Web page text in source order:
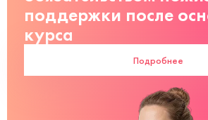
поддержки после
курса
Подробнее